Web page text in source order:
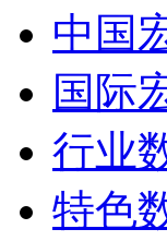
中国
国际
行业
特色